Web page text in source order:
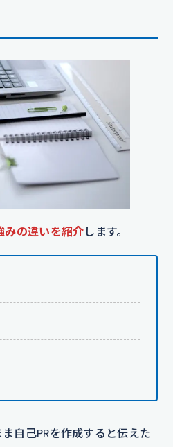
みの違いを紹介 します。
自己PRを作成すると伝えた